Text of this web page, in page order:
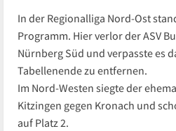
In der Regionalliga Nord-Ost
Programm. Hier verlor der ASV
Nürnberg Süd und verpasste es
Tabellenende zu entfernen.
Im Nord-Westen siegte der
Kitzingen gegen Kronach und
auf Platz 2.